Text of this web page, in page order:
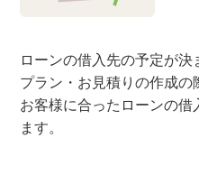
ローンの借入先の予定が決
プラン・お見積りの作成の
お客様に合ったローンの借
ます。